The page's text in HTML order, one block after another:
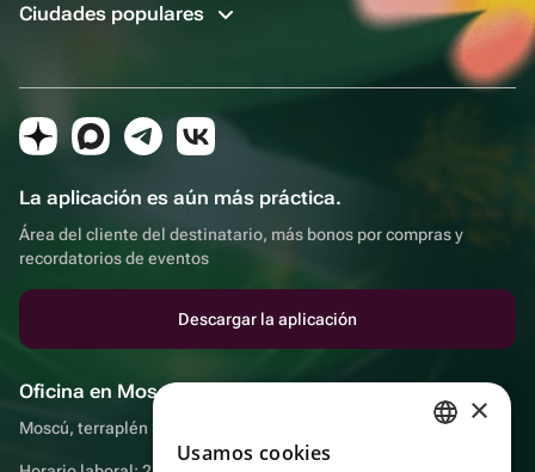
Ciudades populares
La aplicación es aún más práctica.
Área del cliente del destinatario, más bonos por compras y
recordatorios de eventos
Descargar la aplicación
Oficina en Moscú
Moscú, terraplén Sadovnicheskaya, 9, sala 2/3 ×
Usamos cookies